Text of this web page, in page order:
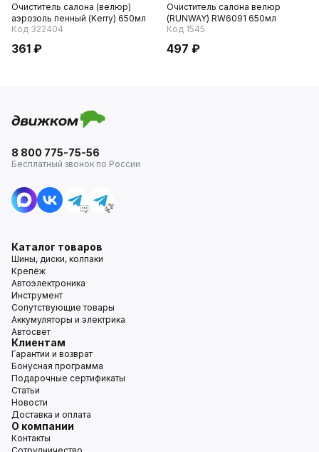
Очиститель салона (велюр)
аэрозоль пенный (Kerry) 650мл
Код 322404
361 ₽
Очиститель салона велюр
(RUNWAY) RW6091 650мл
Код 1545
497 ₽
8 800 775-75-56
Бесплатный звонок по России
Каталог товаров
Шины, диски, колпаки
Крепёж
Автоэлектроника
Инструмент
Сопутствующие товары
Аккумуляторы и электрика
Автосвет
Клиентам
Гарантии и возврат
Бонусная программа
Подарочные сертификаты
Статьи
Новости
Доставка и оплата
О компании
Контакты